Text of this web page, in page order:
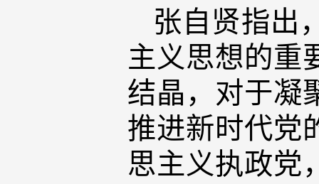
张自贤指出
主义思想的重
结晶，对于凝
推进新时代党
思主义执政党